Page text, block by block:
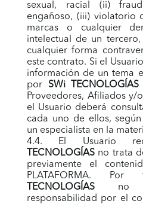
sexual, racial (ii)
engañoso, (iii) violatorio
marcas o cualquier
intelectual de un
cualquier forma
este contrato. Si el
información de un tema
por SWi TECNOLOGÍAS
Proveedores, Afiliados y/
el Usuario deberá
cada uno de ellos,
un especialista en la
4.4. El Usuario
TECNOLOGÍASno trata
previamente el
PLATAFORMA.
TECNOLOGÍASno
responsabilidad por el